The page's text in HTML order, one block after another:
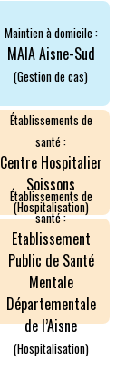
Maintien à domicile :
MAIA Aisne-Sud
(Gestion de cas)
Établissements de
santé :
Centre Hospitalier
Soissons
(Hospitalisation)
Établissements de
santé :
Etablissement
Public de Santé
Mentale
Départementale
de l’Aisne
(Hospitalisation)